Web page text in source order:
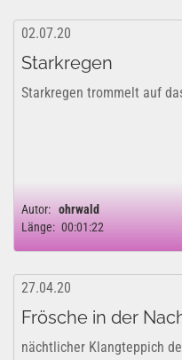
02.07.20
Starkregen
Starkregen trommelt auf
Autor: ohrwald
Länge: 00:01:22
27.04.20
Frösche in der
nächtlicher Klangteppich